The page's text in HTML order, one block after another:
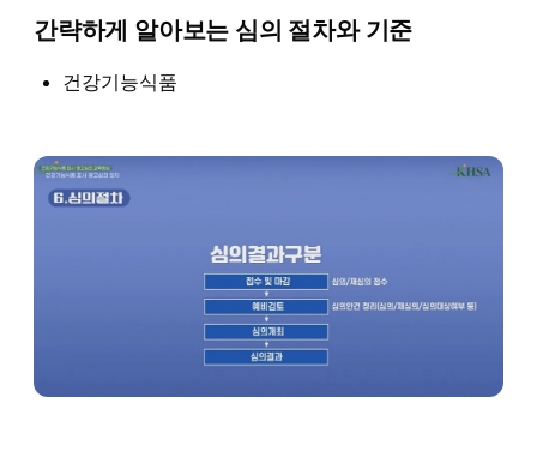
간략하게 알아보는 심의 절차와 기준
건강기능식품